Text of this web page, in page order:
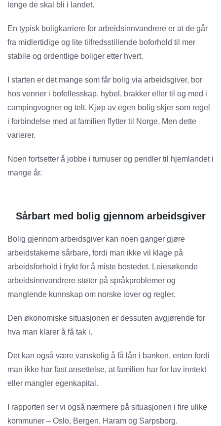
lenge de skal bli i landet.
En typisk boligkarriere for arbeidsinnvandrere er at de går
fra midlertidige og lite tilfredsstillende boforhold til mer
stabile og ordentlige boliger etter hvert.
I starten er det mange som får bolig via arbeidsgiver, bor
hos venner i bofellesskap, hybel, brakker eller til og med i
campingvogner og telt. Kjøp av egen bolig skjer som regel
i forbindelse med at familien flytter til Norge. Men dette
varierer.
Noen fortsetter å jobbe i turnuser og pendler til hjemlandet i
mange år.
Sårbart med bolig gjennom arbeidsgiver
Bolig gjennom arbeidsgiver kan noen ganger gjøre
arbeidstakerne sårbare, fordi man ikke vil klage på
arbeidsforhold i frykt for å miste bostedet. Leiesøkende
arbeidsinnvandrere støter på språkproblemer og
manglende kunnskap om norske lover og regler.
Den økonomiske situasjonen er dessuten avgjørende for
hva man klarer å få tak i.
Det kan også være vanskelig å få lån i banken, enten fordi
man ikke har fast ansettelse, at familien har for lav inntekt
eller mangler egenkapital.
I rapporten ser vi også nærmere på situasjonen i fire ulike
kommuner – Oslo, Bergen, Haram og Sarpsborg.